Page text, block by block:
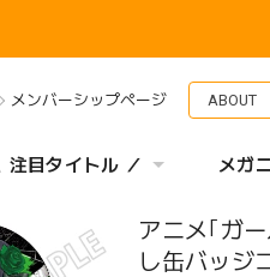
メンバーシップページ ABOUT
注目タイトル ／ メガ
アニメ｢ガ
し缶バッジ